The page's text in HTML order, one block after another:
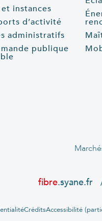
et instances
d’activité
administratifs
publique
fibre.syane.fr
CréditsAccessibilité